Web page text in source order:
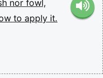
nor fowl,
to apply it.